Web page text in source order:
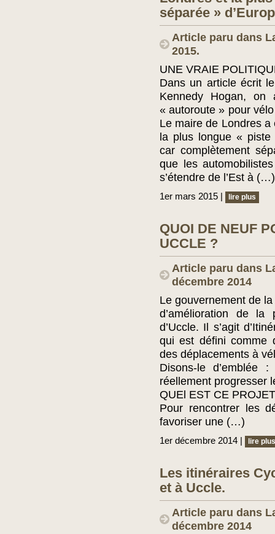
séparée »
Article paru dans
2015.
UNE VRAIE
Dans un article écrit
Kennedy Hogan, on
« autoroute » pour
Le maire de Londres a
la plus longue « piste
car complètement
que les
s’étendre de l’Est à (…)
1er mars 2015 | lire plus
QUOI DE NEUF
UCCLE ?
Article paru dans
décembre 2014
Le gouvernement de
d’amélioration de
d’Uccle. Il s’agit
qui est défini comme
des déplacements à
Disons-le
réellement progresser
QUEl EST CE
Pour rencontrer les
favoriser une (…)
1er décembre 2014 | lire plus
Les itinéraires
et à Uccle.
Article paru dans
décembre 2014